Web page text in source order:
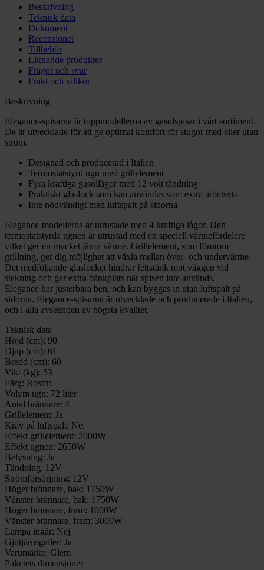
Beskrivning
Teknisk data
Dokument
Recensioner
Tillbehör
Liknande produkter
Frågor och svar
Frakt och villkor
Beskrivning
Elegance-spisarna är toppmodellerna av gasolspisar i vårt sortiment.
De är utvecklade för att ge optimal komfort för stugor med eller utan
ström.
Designad och producerad i Italien
Termostatstyrd ugn med grillelement
Fyra kraftiga gasollågor med 12 volt tändning
Praktiskt glaslock som kan användas som extra arbetsyta
Inte nödvändigt med luftspalt på sidorna
Elegance-modellerna är utrustade med 4 kraftiga lågor. Den
termostatstyrda ugnen är utrustad med en speciell värmefördelare
vilket ger en mycket jämn värme. Grillelement, som förutom
grillning, ger dig möjlighet att växla mellan över- och undervärme.
Det medföljande glaslocket hindrar fettstänk mot väggen vid
stekning och ger extra bänkplats när spisen inte används.
Elegance har justerbara ben, och kan byggas in utan luftspalt på
sidorna. Elegance-spisarna är utvecklade och producerade i Italien,
och i alla avseenden av högsta kvalitet.
Teknisk data
Höjd (cm): 90
Djup (cm): 61
Bredd (cm): 60
Vikt (kg): 53
Färg: Rostfri
Volym ugn: 72 liter
Antal brännare: 4
Grillelement: Ja
Krav på luftspalt: Nej
Effekt grillelement: 2000W
Effekt ugnen: 2650W
Belysning: Ja
Tändning: 12V
Strömförsörjning: 12V
Höger brännare, bak: 1750W
Vänster brännare, bak: 1750W
Höger brännare, fram: 1000W
Vänster brännare, fram: 3000W
Lampa ingår: Nej
Gjutjärnsgaller: Ja
Varumärke: Glem
Paketets dimensioner